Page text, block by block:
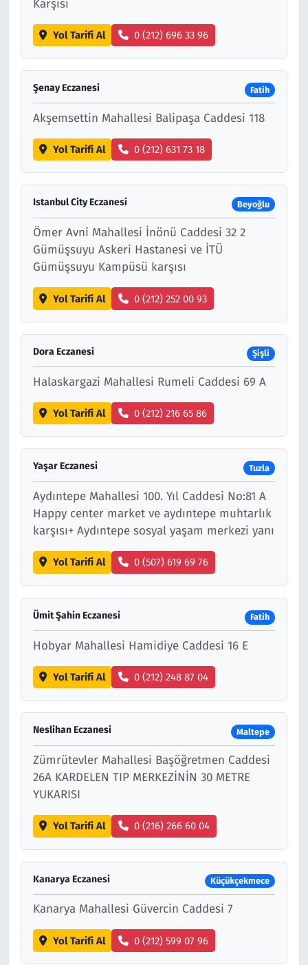
Karşısı
Yol Tarifi Al 0 (212) 696 33 96
Şenay Eczanesi Fatih
Akşemsettin Mahallesi Balipaşa Caddesi 118
Yol Tarifi Al 0 (212) 631 73 18
Istanbul City Eczanesi Beyoğlu
Ömer Avni Mahallesi İnönü Caddesi 32 2
Gümüşsuyu Askeri Hastanesi ve İTÜ
Gümüşsuyu Kampüsü karşısı
Yol Tarifi Al 0 (212) 252 00 93
Dora Eczanesi Şişli
Halaskargazi Mahallesi Rumeli Caddesi 69 A
Yol Tarifi Al 0 (212) 216 65 86
Yaşar Eczanesi Tuzla
Aydıntepe Mahallesi 100. Yıl Caddesi No:81 A
Happy center market ve aydıntepe muhtarlık
karşısı+ Aydıntepe sosyal yaşam merkezi yanı
Yol Tarifi Al 0 (507) 619 69 76
Ümit Şahin Eczanesi Fatih
Hobyar Mahallesi Hamidiye Caddesi 16 E
Yol Tarifi Al 0 (212) 248 87 04
Neslihan Eczanesi Maltepe
Zümrütevler Mahallesi Başöğretmen Caddesi
26A KARDELEN TIP MERKEZİNİN 30 METRE
YUKARISI
Yol Tarifi Al 0 (216) 266 60 04
Kanarya Eczanesi Küçükçekmece
Kanarya Mahallesi Güvercin Caddesi 7
Yol Tarifi Al 0 (212) 599 07 96